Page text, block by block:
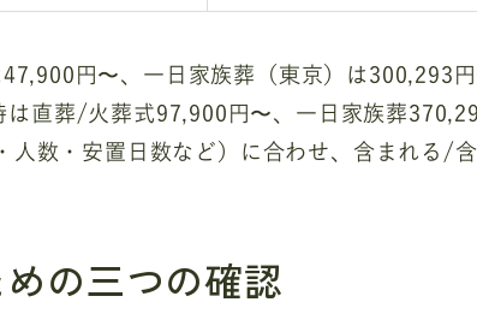
円〜、一日家族葬（東京）は300,293
直葬/火葬式97,900円〜、一日家族葬
人数・安置日数など）に合わせ、含まれる/
の三つの確認